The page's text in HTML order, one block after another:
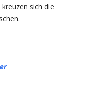
sich die